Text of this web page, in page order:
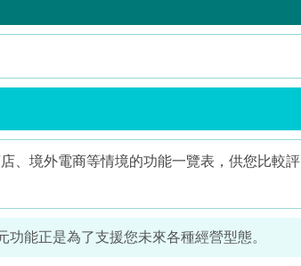
、境外電商等情境的功能一覽表，供您比較評
能正是為了支援您未來各種經營型態。